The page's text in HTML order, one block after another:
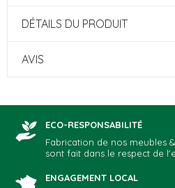
DÉTAILS DU PRODUIT
AVIS
ECO-RESPONSABILITÉ
Fabrication de nos meubles
sont fait dans le respect de
ENGAGEMENT LOCAL